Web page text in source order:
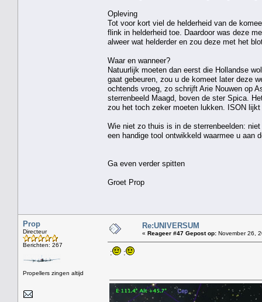
Opleving
Tot voor kort viel de helderheid van de
flink in helderheid toe. Daardoor was deze
alweer wat helderder en zou deze met het
Waar en wanneer?
Natuurlijk moeten dan eerst die Hollandse
gaat gebeuren, zou u de komeet later deze
ochtends vroeg, zo schrijft Arie Nouwen op
sterrenbeeld Maagd, boven de ster Spica.
zou het toch zeker moeten lukken. ISON
Wie niet zo thuis is in de sterrenbeelden:
een handige tool ontwikkeld waarmee u aan
Ga even verder spitten
Groet Prop
Prop
Directeur
Berichten: 267
Propellers zingen altijd
Re:UNIVERSUM
« Reageer #47 Gepost op: November 26,
: :